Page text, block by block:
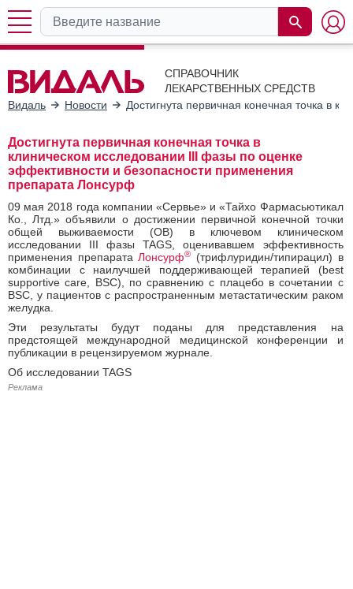
СПРАВОЧНИК
ЛЕКАРСТВЕННЫХ СРЕДСТВ
Видаль
Новости Достигнута первичная конечная точка в
Достигнута первичная конечная точка в
клиническом исследовании III фазы по оценке
эффективности и безопасности применения
препарата Лонсурф
09 мая 2018 года компании «Сервье» и «Тайхо Фармасьютикал
Ко., Лтд.» объявили о достижении первичной конечной точки
общей выживаемости (ОВ) в ключевом клиническом
исследовании III фазы TAGS, оценивавшем эффективность
применения препаратаЛонсурф®
(трифлуридин/типирацил) в
комбинации с наилучшей поддерживающей терапией (best
supportive care, BSC), по сравнению с плацебо в сочетании с
BSC, у пациентов с распространенным метастатическим раком
желудка.
Эти результаты будут поданы для представления на
предстоящей международной медицинской конференции и
публикации в рецензируемом журнале.
Об исследовании TAGS
Реклама